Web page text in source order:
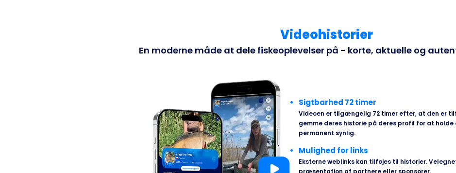
Videohistorier
En moderne måde at dele fiskeoplevelser på - korte, aktuelle og
Sigtbarhed 72 timer
Videoen er tilgængelig 72 timer efter, at den er
gemme deres historie på deres profil for at holde
permanent synlig.
Mulighed for links
Eksterne weblinks kan tilføjes til historier.
præsentation af partnere eller sponsorer.